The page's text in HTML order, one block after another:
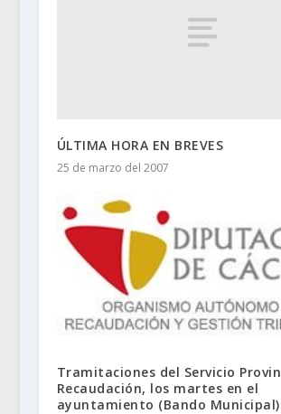
ÚLTIMA HORA EN BREVES
25 de marzo del 2007
Tramitaciones del Servicio
Recaudación, los martes en el
ayuntamiento (Bando Municipal)